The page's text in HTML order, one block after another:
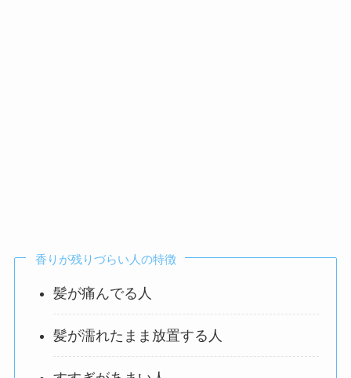
香りが残りづらい人の特徴
髪が痛んでる人
髪が濡れたまま放置する人